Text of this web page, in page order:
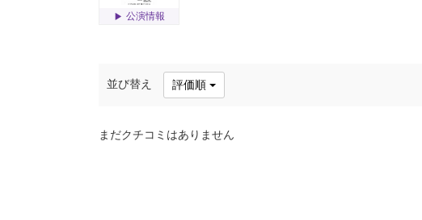
公演情報
並び替え 評価順
まだクチコミはありません